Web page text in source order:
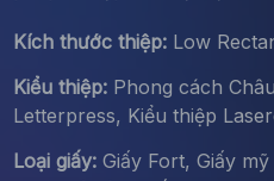
Kích thước thiệp:Low
Kiểu thiệp:Phong cách
Letterpress, Kiểu thiệp
Loại giấy:Giấy Fort, Giấy